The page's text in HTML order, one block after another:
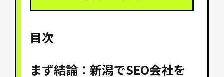
目次
まず結論：新潟でSEO会社を